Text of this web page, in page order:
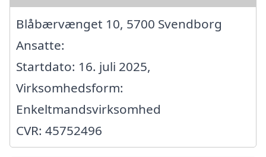
Blåbærvænget 10, 5700 Svendborg
Ansatte:
Startdato: 16. juli 2025,
Virksomhedsform:
Enkeltmandsvirksomhed
CVR: 45752496